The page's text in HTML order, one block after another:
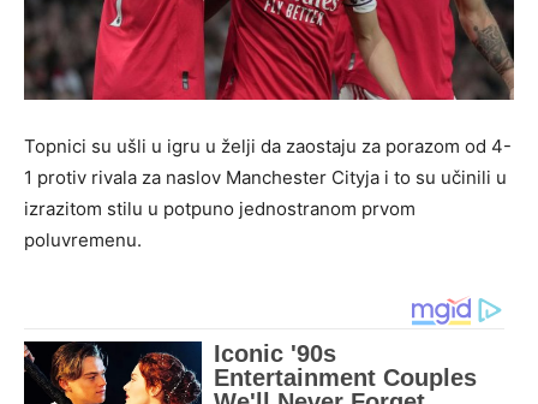
Topnici su ušli u igru u želji da zaostaju za porazom od 4-
1 protiv rivala za naslov Manchester Cityja i to su učinili u
izrazitom stilu u potpuno jednostranom prvom
poluvremenu.